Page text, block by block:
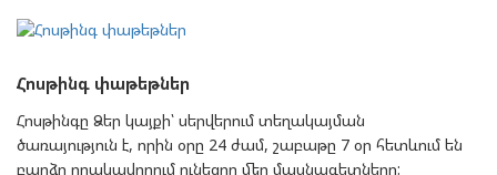
Հոսթինգ փաթեթներ
Հոսթինգը Ձեր կայքի՝ սերվերում տեղակայման
ծառայություն է, որին օրը 24 ժամ, շաբաթը 7 օր հետևում են
բարձր որակավորում ունեցող մեր մասնագետները: